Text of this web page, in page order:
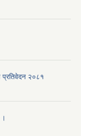
प्रतिवेदन २०८१
।